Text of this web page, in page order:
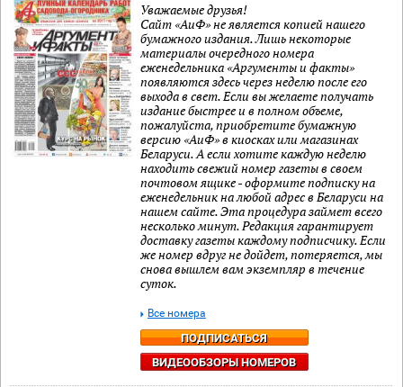
Уважаемые друзья!
Сайт «АиФ» не является копией нашего
бумажного издания. Лишь некоторые
материалы очередного номера
еженедельника «Аргументы и факты»
появляются здесь через неделю после его
выхода в свет. Если вы желаете получать
издание быстрее и в полном объеме,
пожалуйста, приобретите бумажную
версию «АиФ» в киосках или магазинах
Беларуси. А если хотите каждую неделю
находить свежий номер газеты в своем
почтовом ящике - оформите подписку на
еженедельник на любой адрес в Беларуси на
нашем сайте. Эта процедура займет всего
несколько минут. Редакция гарантирует
доставку газеты каждому подписчику. Если
же номер вдруг не дойдет, потеряется, мы
снова вышлем вам экземпляр в течение
суток.
ПОДПИСАТЬСЯ
ВИДЕООБЗОРЫ НОМЕРОВ
Все номера